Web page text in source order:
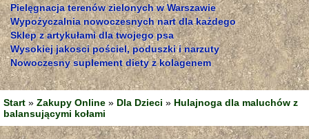
Pielęgnacja terenów zielonych w Warszawie
Wypożyczalnia nowoczesnych nart dla każdego
Sklep z artykułami dla twojego psa
Wysokiej jakosci pościel, poduszki i narzuty
Nowoczesny suplement diety z kolagenem
Start » Zakupy Online » Dla Dzieci » Hulajnoga dla maluchów z
balansującymi kołami